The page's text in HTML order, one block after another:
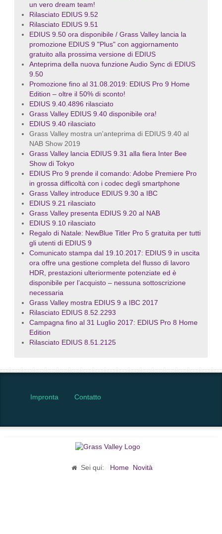
un vero dream team!
Rilasciato EDIUS 9.52
Rilasciato EDIUS 9.51
EDIUS 9.50 ora disponibile / Grass Valley lancia la
promozione EDIUS 9 "Plus" con aggiornamento
gratuito alla prossima versione di EDIUS
Anteprima della nuova funzione Audio Sync di EDIUS
9.50
Promozione fino al 31.08.2019: EDIUS Pro 9 Home
Edition – oltre il 50% di sconto!
EDIUS 9.40.4896 rilasciato
Grass Valley EDIUS 9.40 disponibile ora!
EDIUS 9.40 rilasciato
Grass Valley mostra un'anteprima di EDIUS 9.40 al
NAB Show 2019
Grass Valley lancia EDIUS 9.31 alla fiera Inter Bee
Show di Tokyo
EDIUS Pro 9 prende il comando: Adobe Premiere Pro
in grossa difficoltà con i codec degli smartphone
Grass Valley introduce EDIUS 9.30 a IBC
EDIUS 9.21 rilasciato
Grass Valley presenta EDIUS 9.20 al NAB
EDIUS 9.10 rilasciato
Regalo di Natale: NewBlue Titler Pro 5 gratuita per tutti
gli utenti di EDIUS 9
Comunicato stampa dal 19.10.2017: EDIUS 9 in uscita
ora offre una gestione completa del flusso di lavoro
HDR, prestazioni ulteriormente potenziate ed è
disponibile per l’acquisto – nessuna sottoscrizione
necessaria
Grass Valley mostra EDIUS 9 a IBC 2017
Rilasciato EDIUS 8.52.2293
Campagna fino al 31 Luglio 2017: EDIUS Pro 8 Home
Edition
Rilasciato EDIUS 8.51.2125
Impronta Contatto
Sei qui: Home Novità